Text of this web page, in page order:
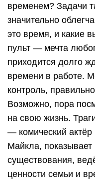
временем? Задачи
значительно
это время, и какие
пульт — мечта
приходится долго
времени в работе.
контроль,
Возможно, пора
на свою жизнь.
— комический актёр
Майкла,
существования,
ценности семьи и